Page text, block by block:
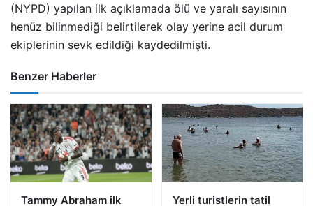
(NYPD) yapılan ilk açıklamada ölü ve yaralı sayısının
henüz bilinmediği belirtilerek olay yerine acil durum
ekiplerinin sevk edildiği kaydedilmişti.
Benzer Haberler
Tammy Abraham ilk
Yerli turistlerin tatil